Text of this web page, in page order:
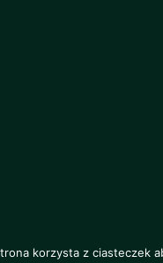
korzysta z ciasteczek